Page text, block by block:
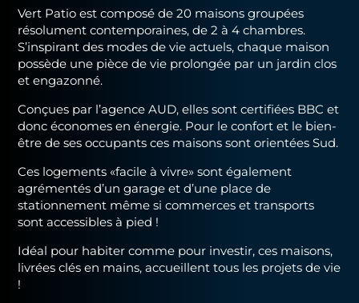
Vert Patio est composé de 20 maisons groupées
résolument contemporaines, de 2 à 4 chambres.
S’inspirant des modes de vie actuels, chaque maison
possède une pièce de vie prolongée par un jardin clos
et engazonné.
Conçues par l’agence AUD, elles sont certifiées BBC et
donc économes en énergie. Pour le confort et le bien-
être de ses occupants ces maisons sont orientées Sud.
Ces logements «facile à vivre» sont également
agrémentés d’un garage et d’une place de
stationnement même si commerces et transports
sont accessibles à pied !
Idéal pour habiter comme pour investir, ces maisons,
livrées clés en mains, accueillent tous les projets de vie
!